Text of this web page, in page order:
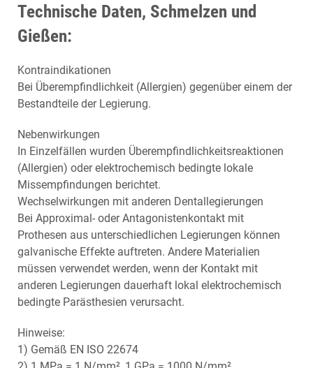
Technische Daten, Schmelzen und
Gießen:
Kontraindikationen
Bei Überempfindlichkeit (Allergien) gegenüber einem der
Bestandteile der Legierung.
Nebenwirkungen
In Einzelfällen wurden Überempfindlichkeitsreaktionen
(Allergien) oder elektrochemisch bedingte lokale
Missempfindungen berichtet.
Wechselwirkungen mit anderen Dentallegierungen
Bei Approximal- oder Antagonistenkontakt mit
Prothesen aus unterschiedlichen Legierungen können
galvanische Effekte auftreten. Andere Materialien
müssen verwendet werden, wenn der Kontakt mit
anderen Legierungen dauerhaft lokal elektrochemisch
bedingte Parästhesien verursacht.
Hinweise:
1) Gemäß EN ISO 22674